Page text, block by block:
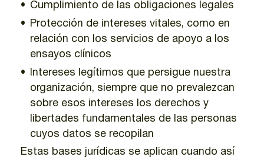
Cumplimiento de las obligaciones legales
Protección de intereses vitales, como en
relación con los servicios de apoyo a los
ensayos clínicos
Intereses legítimos que persigue nuestra
organización, siempre que no prevalezcan
sobre esos intereses los derechos y
libertades fundamentales de las personas
cuyos datos se recopilan
Estas bases jurídicas se aplican cuando así